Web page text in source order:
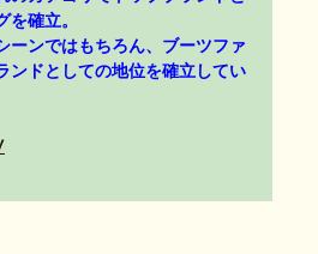
を確立。
ーンではもちろん、ブーツファ
ンドとしての地位を確立してい